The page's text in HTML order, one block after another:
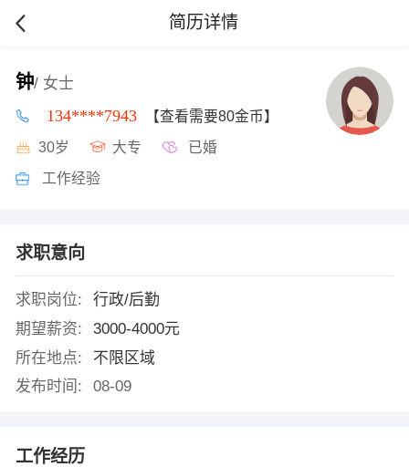
简历详情
钟/ 女士
134****7943 【查看需要80金币】
30岁 大专 已婚
工作经验
求职意向
求职岗位:
行政/后勤
期望薪资:
3000-4000元
所在地点:
不限区域
发布时间:
08-09
工作经历